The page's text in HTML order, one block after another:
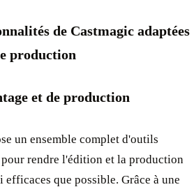
de Castmagic adaptées
production
et de production
un ensemble complet d'outils
rendre l'édition et la production
efficaces que possible. Grâce à une